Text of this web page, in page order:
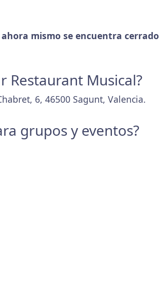
ahora mismo se encuentra cerrado
Restaurant Musical?
6, 46500 Sagunt, Valencia.
grupos y eventos?